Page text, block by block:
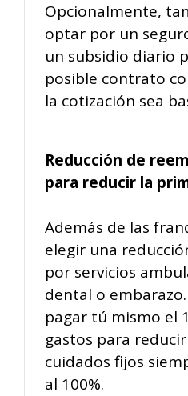
Opcionalmente,
optar por un
un subsidio diario
posible contrato
la cotización sea
Reducción de
para reducir la
Además de las
elegir una
por servicios
dental o
pagar tú mismo el
gastos para
cuidados fijos
al 100%.